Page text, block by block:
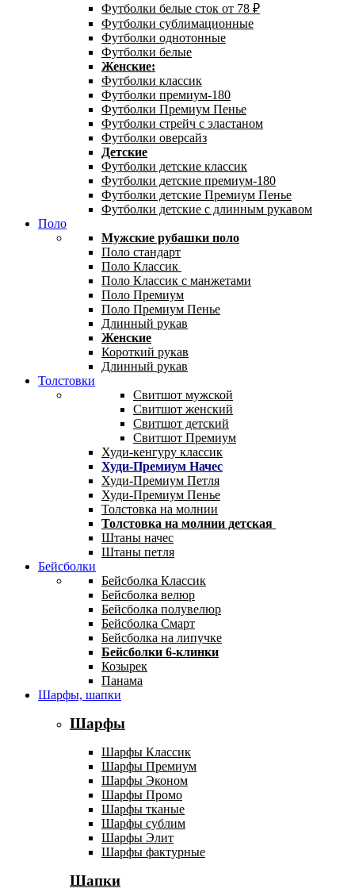
Футболки белые сток от 78 ₽
Футболки сублимационные
Футболки однотонные
Футболки белые
Женские:
Футболки классик
Футболки премиум-180
Футболки Премиум Пенье
Футболки стрейч с эластаном
Футболки оверсайз
Детские
Футболки детские классик
Футболки детские премиум-180
Футболки детские Премиум Пенье
Футболки детские с длинным рукавом
Поло
Мужские рубашки поло
Поло стандарт
Поло Классик
Поло Классик с манжетами
Поло Премиум
Поло Премиум Пенье
Длинный рукав
Женские
Короткий рукав
Длинный рукав
Толстовки
Свитшот мужской
Свитшот женский
Свитшот детский
Свитшот Премиум
Худи-кенгуру классик
Худи-Премиум Начес
Худи-Премиум Петля
Худи-Премиум Пенье
Толстовка на молнии
Толстовка на молнии детская
Штаны начес
Штаны петля
Бейсболки
Бейсболка Классик
Бейсболка велюр
Бейсболка полувелюр
Бейсболка Смарт
Бейсболка на липучке
Бейсболки 6-клинки
Козырек
Панама
Шарфы, шапки
Шарфы
Шарфы Классик
Шарфы Премиум
Шарфы Эконом
Шарфы Промо
Шарфы тканые
Шарфы сублим
Шарфы Элит
Шарфы фактурные
Шапки